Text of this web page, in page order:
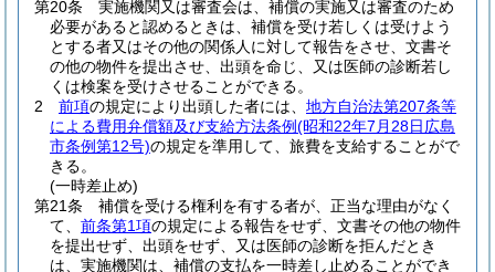
第20条
実施機関又は審査会は、補償の実施又は審査のため
必要があると認めるときは、補償を受け若しくは受けよう
とする者又はその他の関係人に対して報告をさせ、文書そ
の他の物件を提出させ、出頭を命じ、又は医師の診断若し
くは検案を受けさせることができる。
2
前項の規定により出頭した者には、 地方自治法第207条等
による費用弁償額及び支給方法条例(昭和22年7月28日広島
市条例第12号)の規定を準用して、旅費を支給することがで
きる。
(一時差止め)
第21条
補償を受ける権利を有する者が、正当な理由がなく
て、 前条第1項の規定による報告をせず、文書その他の物件
を提出せず、出頭をせず、又は医師の診断を拒んだとき
は、実施機関は、補償の支払を一時差し止めることができ